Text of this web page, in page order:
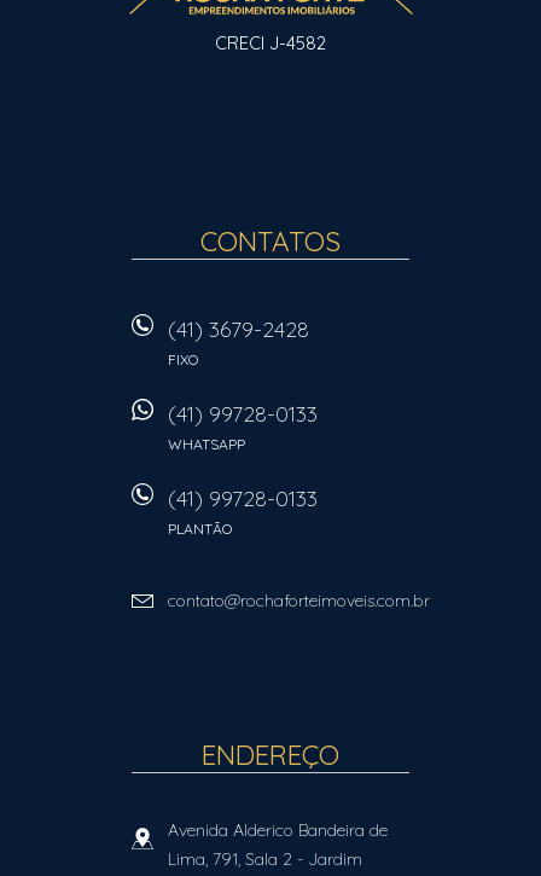
CRECI J-4582
CONTATOS
(41) 3679-2428
FIXO
(41) 99728-0133
WHATSAPP
(41) 99728-0133
PLANTÃO
contato@rochaforteimoveis.com.br
ENDEREÇO
Avenida Alderico Bandeira de
Lima, 791, Sala 2 - Jardim